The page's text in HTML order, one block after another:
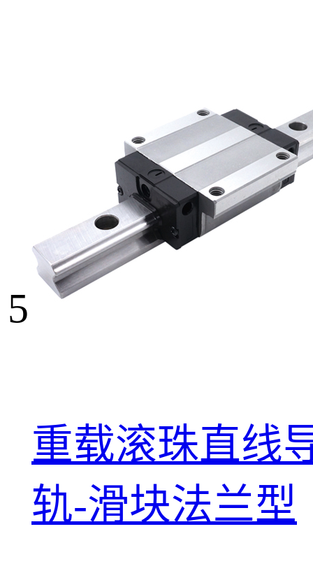
5
重载滚珠直线
轨-滑块法兰型